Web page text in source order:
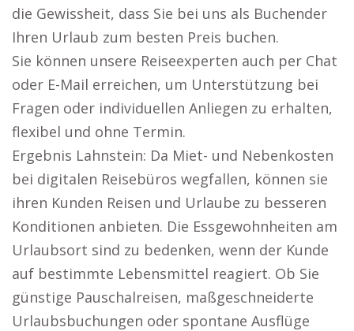
die Gewissheit, dass Sie bei uns als Buchender
Ihren Urlaub zum besten Preis buchen.
Sie können unsere Reiseexperten auch per Chat
oder E-Mail erreichen, um Unterstützung bei
Fragen oder individuellen Anliegen zu erhalten,
flexibel und ohne Termin.
Ergebnis Lahnstein: Da Miet- und Nebenkosten
bei digitalen Reisebüros wegfallen, können sie
ihren Kunden Reisen und Urlaube zu besseren
Konditionen anbieten. Die Essgewohnheiten am
Urlaubsort sind zu bedenken, wenn der Kunde
auf bestimmte Lebensmittel reagiert. Ob Sie
günstige Pauschalreisen, maßgeschneiderte
Urlaubsbuchungen oder spontane Ausflüge